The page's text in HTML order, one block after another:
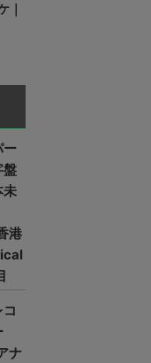
｜
ー
盤
未
港
ナ